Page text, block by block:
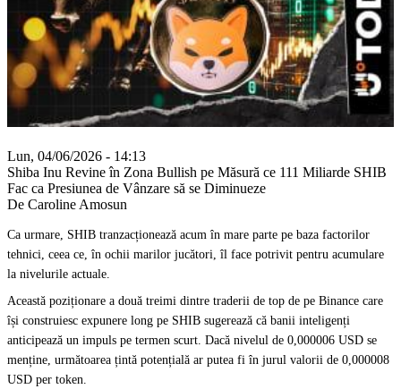
Lun, 04/06/2026 - 14:13
Shiba Inu Revine în Zona Bullish pe Măsură ce 111 Miliarde SHIB
Fac ca Presiunea de Vânzare să se Diminueze
De Caroline Amosun
Ca urmare, SHIB tranzacționează acum în mare parte pe baza factorilor
tehnici, ceea ce, în ochii marilor jucători, îl face potrivit pentru acumulare
la nivelurile actuale.
Această poziționare a două treimi dintre traderii de top de pe Binance care
își construiesc expunere long pe SHIB sugerează că banii inteligenți
anticipează un impuls pe termen scurt. Dacă nivelul de 0,000006 USD se
menține, următoarea țintă potențială ar putea fi în jurul valorii de 0,000008
USD per token.